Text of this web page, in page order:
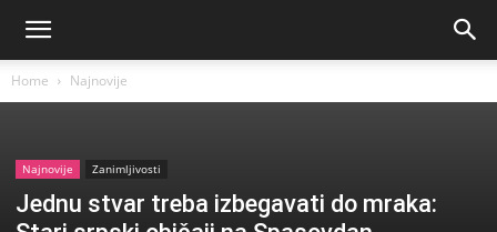
Home Najnovije
Najnovije Zanimljivosti
Jednu stvar treba izbegavati do mraka: